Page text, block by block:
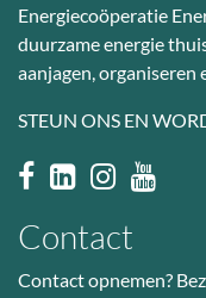
Energiecoöperatie
duurzame energie
aanjagen, organiseren
STEUN ONS EN
Contact
Contact opnemen?